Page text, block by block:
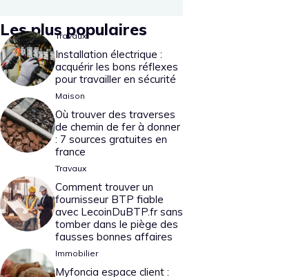
Les plus populaires
Travaux
Installation électrique :
acquérir les bons réflexes
pour travailler en sécurité
Maison
Où trouver des traverses
de chemin de fer à donner
: 7 sources gratuites en
france
Travaux
Comment trouver un
fournisseur BTP fiable
avec LecoinDuBTP.fr sans
tomber dans le piège des
fausses bonnes affaires
Immobilier
Myfoncia espace client :